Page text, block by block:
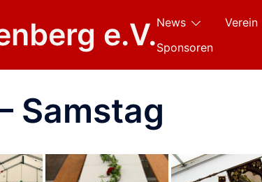
e.V.News Verein
Sponsoren
Samstag